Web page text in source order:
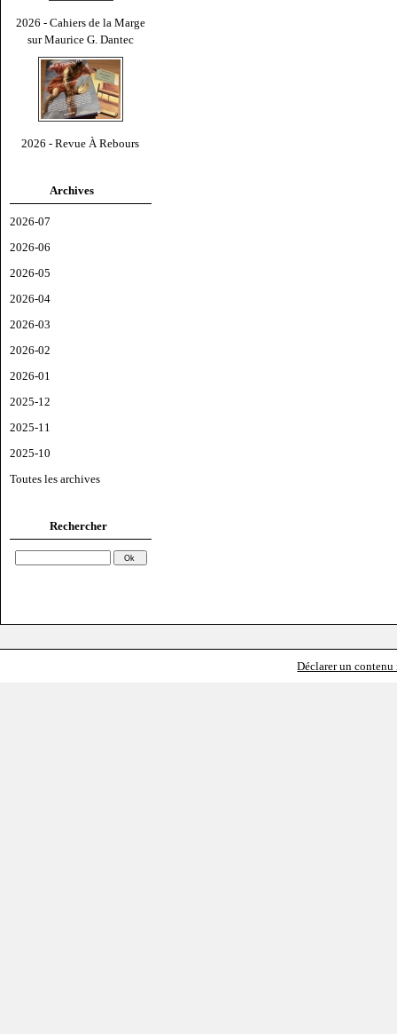
2026 - Cahiers de la Marge
sur Maurice G. Dantec
2026 - Revue À Rebours
Archives
2026-07
2026-06
2026-05
2026-04
2026-03
2026-02
2026-01
2025-12
2025-11
2025-10
Toutes les archives
Rechercher
Déclarer un